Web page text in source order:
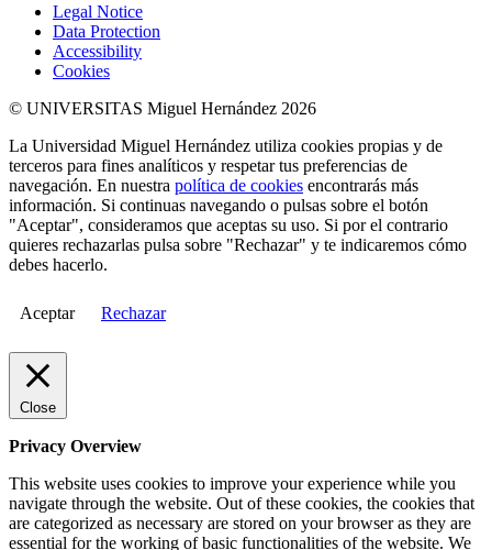
Legal Notice
Data Protection
Accessibility
Cookies
© UNIVERSITAS Miguel Hernández 2026
La Universidad Miguel Hernández utiliza cookies propias y de
terceros para fines analíticos y respetar tus preferencias de
navegación. En nuestra política de cookies encontrarás más
información. Si continuas navegando o pulsas sobre el botón
"Aceptar", consideramos que aceptas su uso. Si por el contrario
quieres rechazarlas pulsa sobre "Rechazar" y te indicaremos cómo
debes hacerlo.
Aceptar Rechazar
Close
Privacy Overview
This website uses cookies to improve your experience while you
navigate through the website. Out of these cookies, the cookies that
are categorized as necessary are stored on your browser as they are
essential for the working of basic functionalities of the website. We